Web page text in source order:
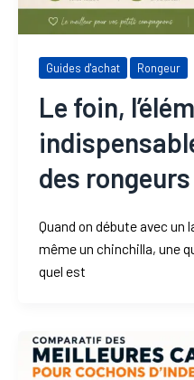
Guides d'achat Rongeur
Le foin,
des rongeurs
Quand on débute avec un
même un chinchilla, une
quel est